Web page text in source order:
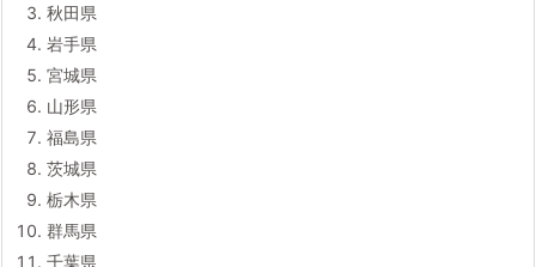
秋田県
岩手県
宮城県
山形県
福島県
茨城県
栃木県
群馬県
千葉県